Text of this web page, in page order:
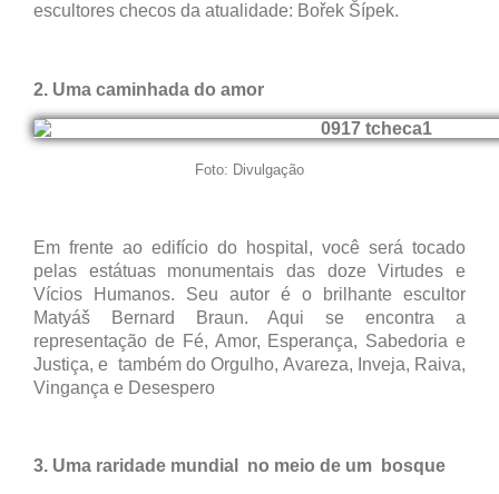
escultores checos da atualidade: Bořek Šípek.
2. Uma caminhada do amor
Foto: Divulgação
Em frente ao edifício do hospital, você será tocado
pelas estátuas monumentais das doze Virtudes e
Vícios Humanos. Seu autor é o brilhante escultor
Matyáš Bernard Braun. Aqui se encontra a
representação de Fé, Amor, Esperança, Sabedoria e
Justiça, e também do Orgulho, Avareza, Inveja, Raiva,
Vingança e Desespero
3. Uma raridade mundial no meio de um bosque